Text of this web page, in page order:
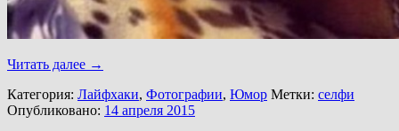
Читать далее →
Категория: Лайфхаки, Фотографии, Юмор Метки: селфи
Опубликовано: 14 апреля 2015